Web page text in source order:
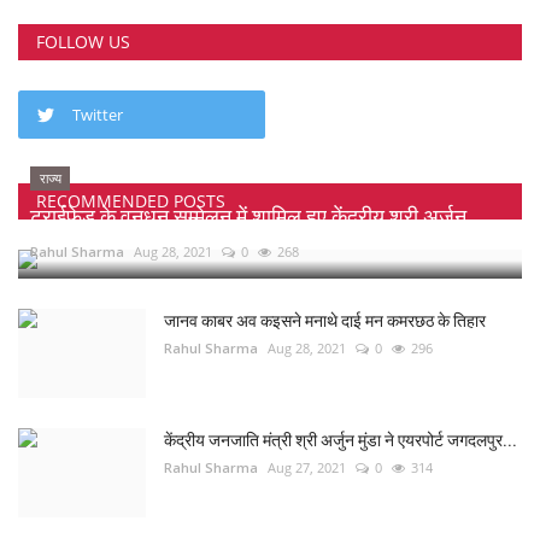
FOLLOW US
Twitter
RECOMMENDED POSTS
राज्य
ट्राईफेड के वनधन सम्मेलन में शामिल हुए केंद्रीय श्री अर्जुन...
Rahul Sharma Aug 28, 2021 0 268
जानव काबर अव कइसने मनाथे दाई मन कमरछठ के तिहार
Rahul Sharma Aug 28, 2021 0 296
केंद्रीय जनजाति मंत्री श्री अर्जुन मुंडा ने एयरपोर्ट जगदलपुर...
Rahul Sharma Aug 27, 2021 0 314